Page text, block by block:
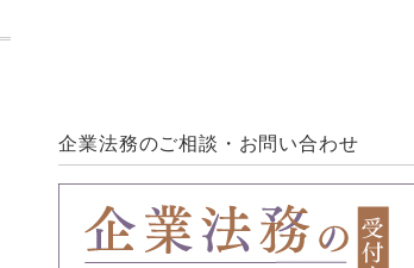
企業法務のご相談・お問い合わせ